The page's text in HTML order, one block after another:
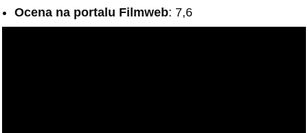
Ocena na portalu Filmweb: 7,6